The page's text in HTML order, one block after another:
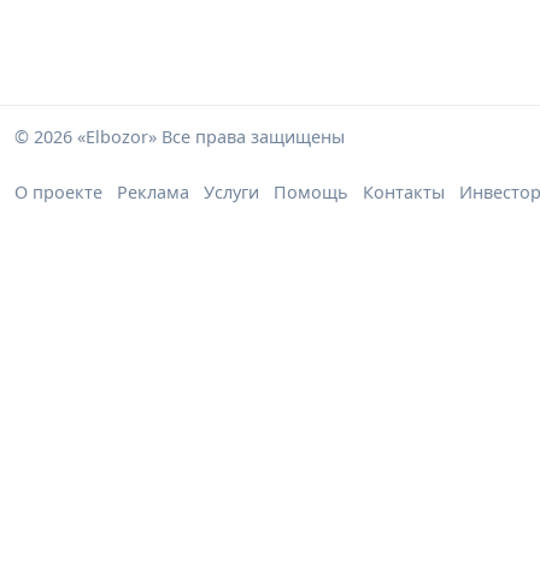
© 2026 «Elbozor» Все права защищены
О проекте Реклама Услуги Помощь Контакты